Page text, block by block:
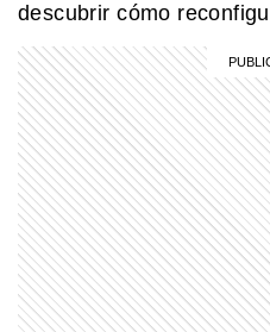
descubrir cómo